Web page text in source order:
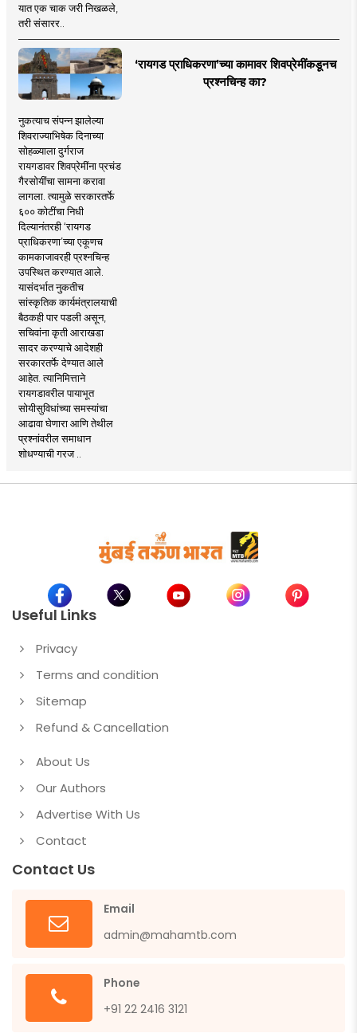
यात एक चाक जरी निखळले,
तरी संसारर..
‘रायगड प्राधिकरणा’च्या कामावर शिवप्रेमींकडूनच
प्रश्नचिन्ह का?
नुकत्याच संपन्न झालेल्या
शिवराज्याभिषेक दिनाच्या
सोहळ्याला दुर्गराज
रायगडावर शिवप्रेमींना प्रचंड
गैरसोयींचा सामना करावा
लागला. त्यामुळे सरकारतर्फे
६०० कोटींचा निधी
दिल्यानंतरही ‘रायगड
प्राधिकरणा’च्या एकूणच
कामकाजावरही प्रश्नचिन्ह
उपस्थित करण्यात आले.
यासंदर्भात नुकतीच
सांस्कृतिक कार्यमंत्रालयाची
बैठकही पार पडली असून,
सचिवांना कृती आराखडा
सादर करण्याचे आदेशही
सरकारतर्फे देण्यात आले
आहेत. त्यानिमित्ताने
रायगडावरील पायाभूत
सोयीसुविधांच्या समस्यांचा
आढावा घेणारा आणि तेथील
प्रश्नांवरील समाधान
शोधण्याची गरज ..
Useful Links
Privacy
Terms and condition
Sitemap
Refund & Cancellation
About Us
Our Authors
Advertise With Us
Contact
Contact Us
Email
admin@mahamtb.com
Phone
+91 22 2416 3121